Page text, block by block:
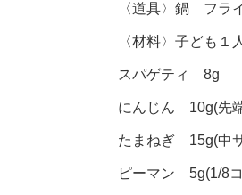
〈道具〉鍋 フラ
〈材料〉子ども１
スパゲティ 8g
にんじん 10g(先
たまねぎ 15g(中
ピーマン 5g(1/8